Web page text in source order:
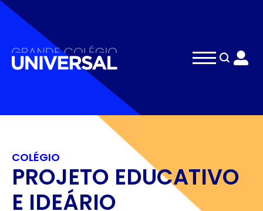
COLÉGIO
PROJETO EDUCATIVO
E IDEÁRIO